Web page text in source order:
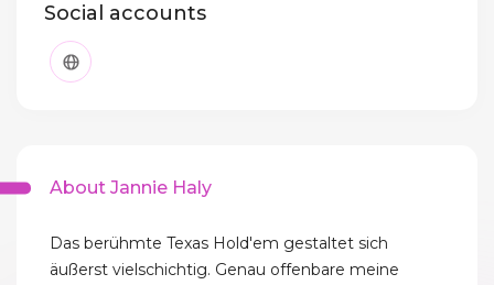
Social accounts
About Jannie Haly
Das berühmte Texas Hold'em gestaltet sich
äußerst vielschichtig. Genau offenbare meine